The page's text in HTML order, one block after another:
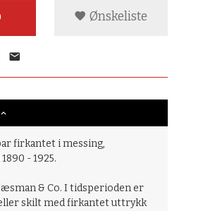
Ønskeliste
firkantet i messing,
- 1925.
& Co. I tidsperioden er
skilt med firkantet uttrykk